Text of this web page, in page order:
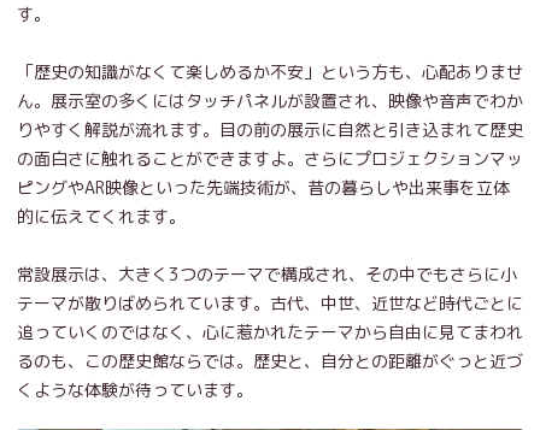
す。
「歴史の知識がなくて楽しめるか不安」という方も、心配ありませ
ん。展示室の多くにはタッチパネルが設置され、映像や音声でわか
りやすく解説が流れます。目の前の展示に自然と引き込まれて歴史
の面白さに触れることができますよ。さらにプロジェクションマッ
ピングやAR映像といった先端技術が、昔の暮らしや出来事を立体
的に伝えてくれます。
常設展示は、大きく3つのテーマで構成され、その中でもさらに小
テーマが散りばめられています。古代、中世、近世など時代ごとに
追っていくのではなく、心に惹かれたテーマから自由に見てまわれ
るのも、この歴史館ならでは。歴史と、自分との距離がぐっと近づ
くような体験が待っています。